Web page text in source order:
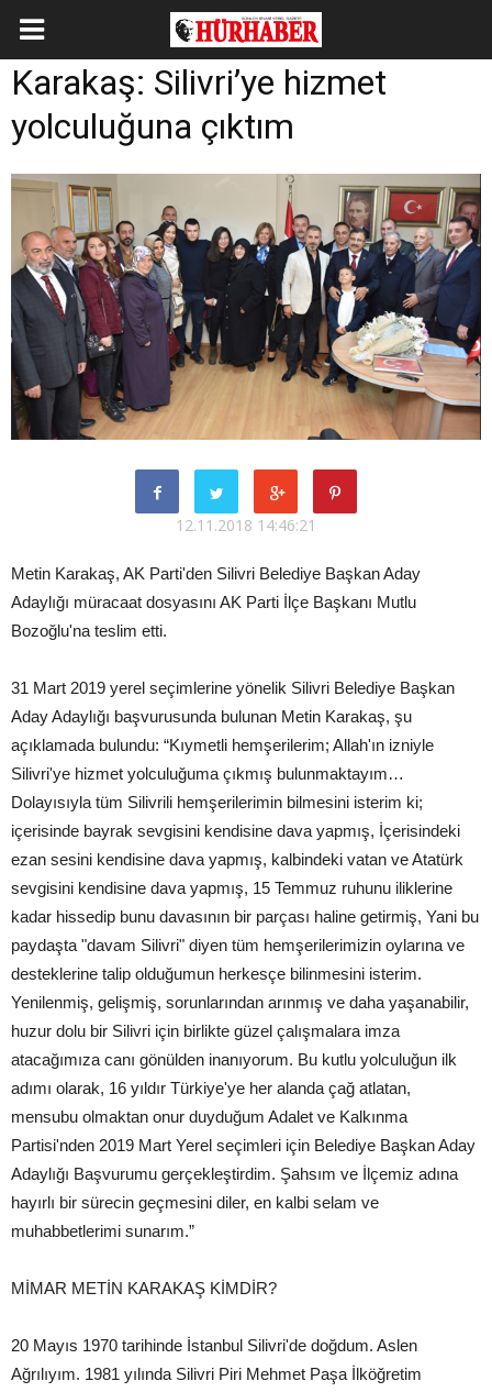
Karakaş: Silivri’ye hizmet
yolculuğuna çıktım
12.11.2018 14:46:21
Metin Karakaş, AK Parti'den Silivri Belediye Başkan Aday
Adaylığı müracaat dosyasını AK Parti İlçe Başkanı Mutlu
Bozoğlu'na teslim etti.
31 Mart 2019 yerel seçimlerine yönelik Silivri Belediye Başkan
Aday Adaylığı başvurusunda bulunan Metin Karakaş, şu
açıklamada bulundu: “Kıymetli hemşerilerim; Allah'ın izniyle
Silivri'ye hizmet yolculuğuma çıkmış bulunmaktayım…
Dolayısıyla tüm Silivrili hemşerilerimin bilmesini isterim ki;
içerisinde bayrak sevgisini kendisine dava yapmış, İçerisindeki
ezan sesini kendisine dava yapmış, kalbindeki vatan ve Atatürk
sevgisini kendisine dava yapmış, 15 Temmuz ruhunu iliklerine
kadar hissedip bunu davasının bir parçası haline getirmiş, Yani bu
paydaşta "davam Silivri" diyen tüm hemşerilerimizin oylarına ve
desteklerine talip olduğumun herkesçe bilinmesini isterim.
Yenilenmiş, gelişmiş, sorunlarından arınmış ve daha yaşanabilir,
huzur dolu bir Silivri için birlikte güzel çalışmalara imza
atacağımıza canı gönülden inanıyorum. Bu kutlu yolculuğun ilk
adımı olarak, 16 yıldır Türkiye'ye her alanda çağ atlatan,
mensubu olmaktan onur duyduğum Adalet ve Kalkınma
Partisi'nden 2019 Mart Yerel seçimleri için Belediye Başkan Aday
Adaylığı Başvurumu gerçekleştirdim. Şahsım ve İlçemiz adına
hayırlı bir sürecin geçmesini diler, en kalbi selam ve
muhabbetlerimi sunarım.”
MİMAR METİN KARAKAŞ KİMDİR?
20 Mayıs 1970 tarihinde İstanbul Silivri'de doğdum. Aslen
Ağrılıyım. 1981 yılında Silivri Piri Mehmet Paşa İlköğretim